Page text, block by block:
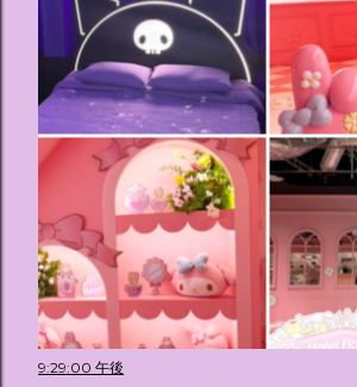
9:29:00 午後